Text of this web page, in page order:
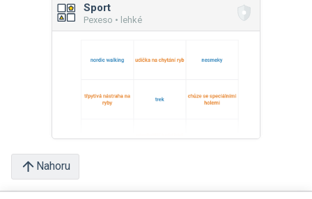
Sport
Pexeso • lehké
Nahoru